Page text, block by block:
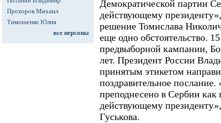
Прохоров Михаил
Тимошенко Юлия
все персоны
Демократической партии
действующему
решение Томислава
еще одно обстоятельство.
предвыборной кампании,
лет. Президент России
принятым этикетом
поздравительное
преподнесено в Сербии
действующему
Гуськова.